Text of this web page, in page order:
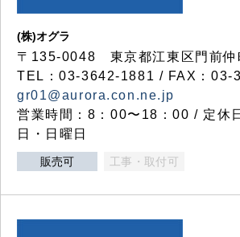
(株)オグラ
〒135-0048 東京都江東区門前
TEL：03-3642-1881 / FAX：03-
gr01@aurora.con.ne.jp
営業時間：8：00〜18：00 / 定休
日・日曜日
販売可 工事・取付可